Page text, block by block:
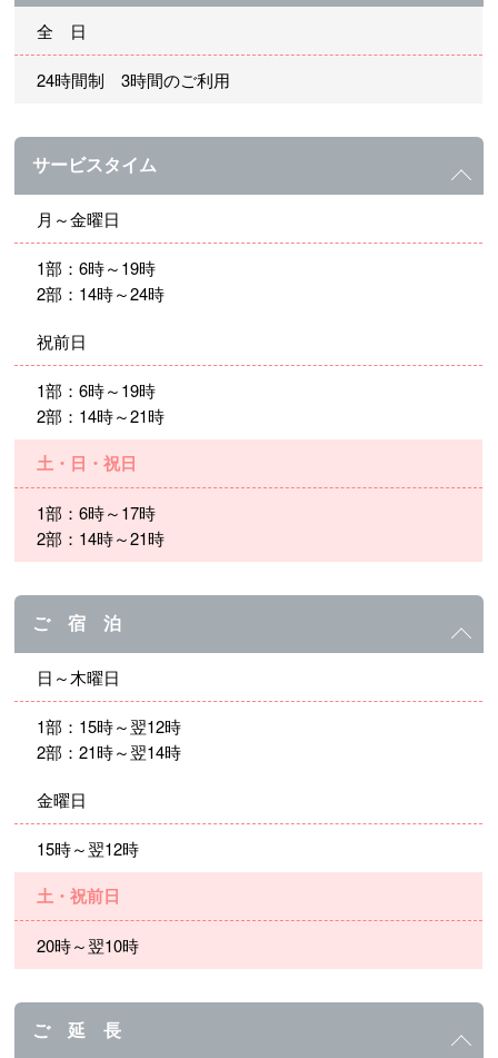
全 日
24時間制 3時間のご利用
サービスタイム
月～金曜日
1部：6時～19時
2部：14時～24時
祝前日
1部：6時～19時
2部：14時～21時
土・日・祝日
1部：6時～17時
2部：14時～21時
ご 宿 泊
日～木曜日
1部：15時～翌12時
2部：21時～翌14時
金曜日
15時～翌12時
土・祝前日
20時～翌10時
ご 延 長